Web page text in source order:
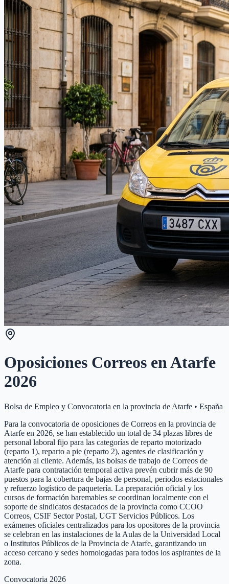
Oposiciones Correos enAtarfe
2026
Bolsa de Empleo y Convocatoria en la provincia de Atarfe • España
Para la convocatoria de oposiciones de Correos en la provincia de
Atarfe en 2026, se han establecido un total de 34 plazas libres de
personal laboral fijo para las categorías de reparto motorizado
(reparto 1), reparto a pie (reparto 2), agentes de clasificación y
atención al cliente. Además, las bolsas de trabajo de Correos de
Atarfe para contratación temporal activa prevén cubrir más de 90
puestos para la cobertura de bajas de personal, periodos estacionales
y refuerzo logístico de paquetería. La preparación oficial y los
cursos de formación baremables se coordinan localmente con el
soporte de sindicatos destacados de la provincia como CCOO
Correos, CSIF Sector Postal, UGT Servicios Públicos. Los
exámenes oficiales centralizados para los opositores de la provincia
se celebran en las instalaciones de la Aulas de la Universidad Local
o Institutos Públicos de la Provincia de Atarfe, garantizando un
acceso cercano y sedes homologadas para todos los aspirantes de la
zona.
Convocatoria 2026